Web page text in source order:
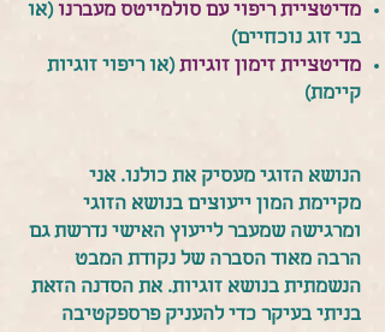
מדיטציית ריפוי עם סולמייטס מעברנו(או
בני זוג נוכחיים)
מדיטציית זימון זוגיות(או ריפוי זוגיות
קיימת)
הנושא הזוגי מעסיק את כולנו. אני
מקיימת המון ייעוצים בנושא הזוגי
ומרגישה שמעבר לייעוץ האישי נדרשת גם
הרבה מאוד הסברה של נקודת המבט
הנשמתית בנושא זוגיות. את הסדנה הזאת
בניתי בעיקר כדי להעניק פרספקטיבה